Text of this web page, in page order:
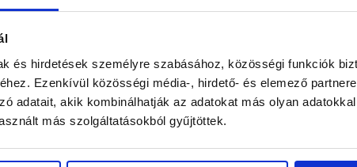
és hirdetések személyre szabásához, közösségi funkciók
Ezenkívül közösségi média-, hirdető- és elemező
adatait, akik kombinálhatják az adatokat más olyan
más szolgáltatásokból gyűjtöttek.
alatt a legújabb körmös hírekről, kedvezményekről
Email cím*
Kijelentem, hogy a hozzájárulásomat önkéntesen, az